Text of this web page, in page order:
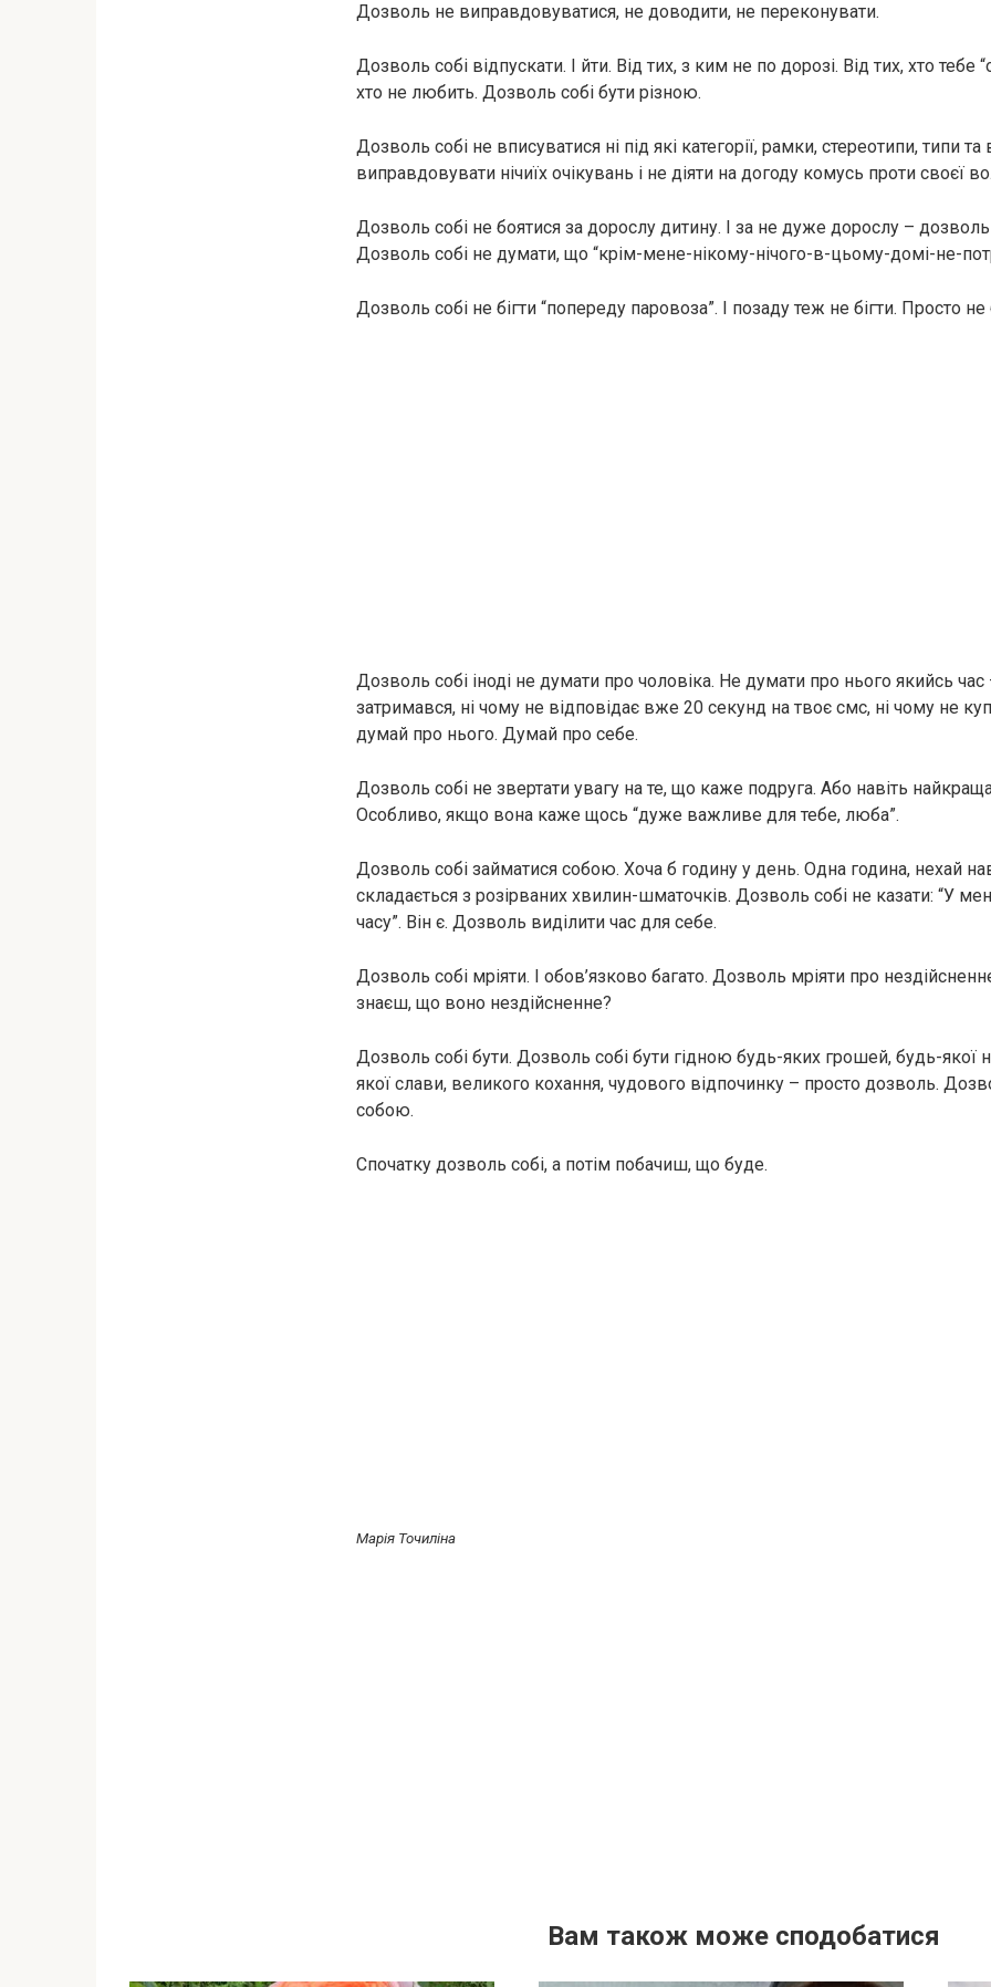
Дозволь не виправдовуватися, не доводити, не переконувати.
Дозволь собі відпускати. І йти. Від тих, з ким не по дорозі. Від тих, хто тебе
хто не любить. Дозволь собі бути різною.
Дозволь собі не вписуватися ні під які категорії, рамки, стереотипи, типи
виправдовувати нічиїх очікувань і не діяти на догоду комусь проти своєї
Дозволь собі не боятися за дорослу дитину. І за не дуже дорослу – дозволь
Дозволь собі не думати, що “крім-мене-нікому-нічого-в-цьому-домі-не-
Дозволь собі не бігти “попереду паровоза”. І позаду теж не бігти. Просто не
Дозволь собі іноді не думати про чоловіка. Не думати про нього якийсь час
затримався, ні чому не відповідає вже 20 секунд на твоє смс, ні чому не
думай про нього. Думай про себе.
Дозволь собі не звертати увагу на те, що каже подруга. Або навіть
Особливо, якщо вона каже щось “дуже важливе для тебе, люба”.
Дозволь собі займатися собою. Хоча б годину у день. Одна година, нехай
складається з розірваних хвилин-шматочків. Дозволь собі не казати: “У
часу”. Він є. Дозволь виділити час для себе.
Дозволь собі мріяти. І обов’язково багато. Дозволь мріяти про
знаєш, що воно нездійсненне?
Дозволь собі бути. Дозволь собі бути гідною будь-яких грошей, будь-якої
якої слави, великого кохання, чудового відпочинку – просто дозволь.
собою.
Спочатку дозволь собі, а потім побачиш, що буде.
Марія Точиліна
Вам також може сподобатися